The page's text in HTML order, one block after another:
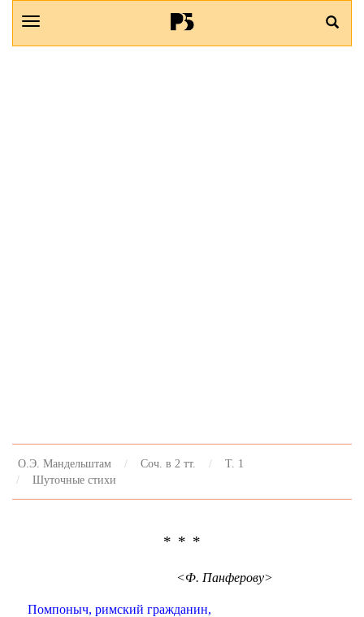
О.Э. Мандельштам Соч. в 2 тт.
Т. 1
Шуточные стихи
* * *
<Ф. Панферову>
Помпоныч, римский гражданин,